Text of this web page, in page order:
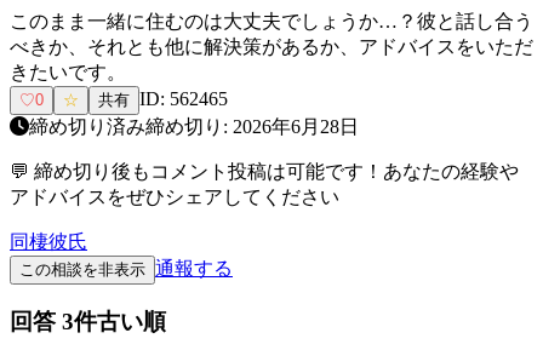
このまま一緒に住むのは大丈夫でしょうか…？彼と話し合う
べきか、それとも他に解決策があるか、アドバイスをいただ
きたいです。
♡0 ☆ 共有 ID: 562465
締め切り済み締め切り: 2026年6月28日
💬 締め切り後もコメント投稿は可能です！あなたの経験や
アドバイスをぜひシェアしてください
同棲彼氏
この相談を非表示 通報する
回答 3件古い順